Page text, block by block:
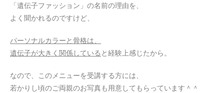
「遺伝子ファッション」の名前の理由を、
よく聞かれるのですけど、
パーソナルカラーと骨格は、
遺伝子が大きく関係している と経験上感じたから。
なので、このメニューを受講する方には、
若かりし頃のご両親のお写真も用意してもらっています＾＾